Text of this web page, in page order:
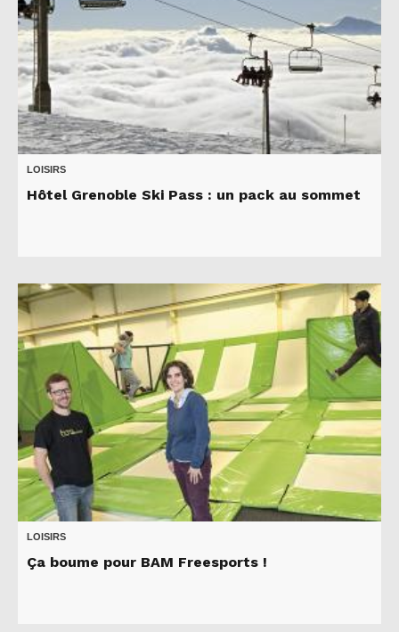
LOISIRS
Hôtel Grenoble Ski Pass : un pack au sommet
LOISIRS
Ça boume pour BAM Freesports !